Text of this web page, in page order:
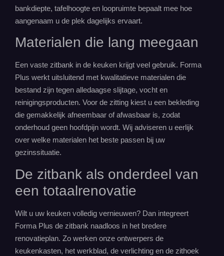
bankdiepte, tafelhoogte en loopruimte bepaalt mee hoe
aangenaam u de plek dagelijks ervaart.
Materialen die lang meegaan
Een vaste zitbank in de keuken krijgt veel gebruik. Forma
Plus werkt uitsluitend met kwalitatieve materialen die
bestand zijn tegen alledaagse slijtage, vocht en
reinigingsproducten. Voor de zitting kiest u een bekleding
die gemakkelijk afneembaar of afwasbaar is, zodat
onderhoud geen hoofdpijn wordt. Wij adviseren u eerlijk
over welke materialen het beste passen bij uw
gezinssituatie.
De zitbank als onderdeel van
een totaalrenovatie
Wilt u uw keuken volledig vernieuwen? Dan integreert
Forma Plus de zitbank naadloos in het bredere
renovatieplan. Zo werken onze ontwerpers de
keukenkasten, het werkblad, de verlichting en de zithoek